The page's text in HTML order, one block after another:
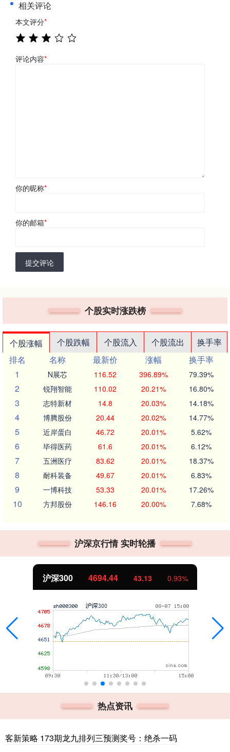
相关评论
本文评分*
评论内容*
你的昵称*
你的邮箱*
提交评论
个股实时涨跌榜
个股涨幅 个股跌幅 个股流入 个股流出
换手率
排名
名称 最新价 涨幅
换手率
1
N展芯 116.52 396.89% 79.39%
2 锐翔智能 110.02 20.21% 16.80%
3 志特新材 14.8 20.03% 14.18%
4 博腾股份 20.44 20.02% 14.77%
5 近岸蛋白 46.72 20.01% 5.62%
6 毕得医药 61.6 20.01% 6.12%
7 五洲医疗 83.62 20.01% 18.37%
8 耐科装备 49.67 20.01% 6.83%
9 一博科技 53.33 20.01% 17.26%
10 方邦股份 146.16 20.00% 7.68%
沪深京行情 实时轮播
沪深300 4694.44 43.13 0.93%
热点资讯
客新策略 173期龙九排列三预测奖号：绝杀一码